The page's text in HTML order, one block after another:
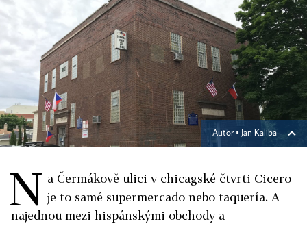
Autor ▪ Jan Kaliba
N a Čermákově ulici v chicagské čtvrti Cicero
je to samé supermercado nebo taquería. A
najednou mezi hispánskými obchody a